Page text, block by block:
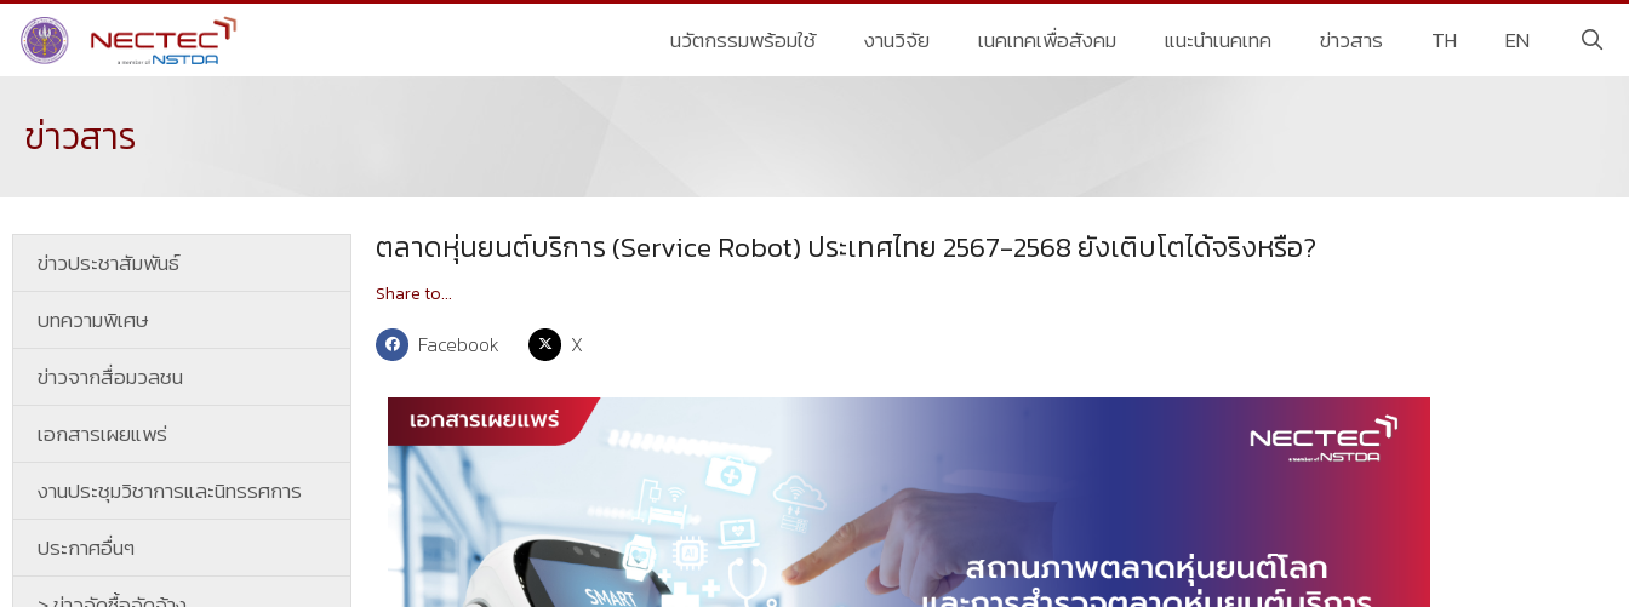
นวัตกรรมพร้อมใช้ งานวิจัย เนคเทคเพื่อสังคม แนะนำเนคเทค ข่าวสาร TH EN
ข่าวสาร
ข่าวประชาสัมพันธ์
บทความพิเศษ
ข่าวจากสื่อมวลชน
เอกสารเผยแพร่
งานประชุมวิชาการและนิทรรศการ
ประกาศอื่นๆ
ตลาดหุ่นยนต์บริการ (Service Robot) ประเทศไทย 2567-2568 ยังเติบโตได้จริงหรือ?
Share to...
Facebook X